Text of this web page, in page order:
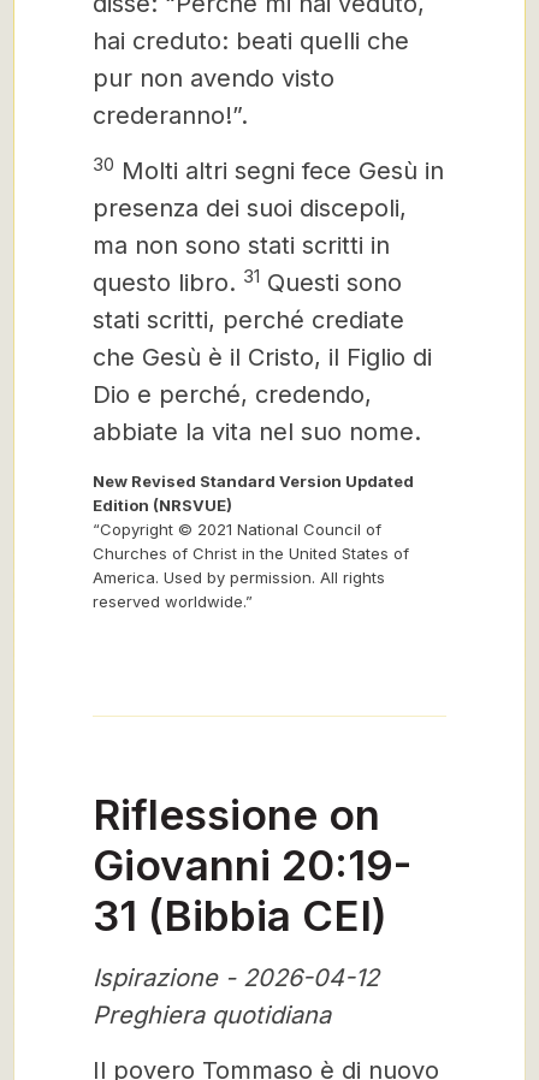
hai creduto: beati quelli che
pur non avendo visto
crederanno!”.
30 Molti altri segni fece Gesù in
presenza dei suoi discepoli,
ma non sono stati scritti in
questo libro. 31 Questi sono
stati scritti, perché crediate
che Gesù è il Cristo, il Figlio di
Dio e perché, credendo,
abbiate la vita nel suo nome.
New Revised Standard Version Updated
Edition (NRSVUE)
“Copyright © 2021 National Council of
Churches of Christ in the United States of
America. Used by permission. All rights
reserved worldwide.”
Riflessione on
Giovanni 20:19-
31 (Bibbia CEI)
Ispirazione - 2026-04-12
Preghiera quotidiana
Il povero Tommaso è di nuovo